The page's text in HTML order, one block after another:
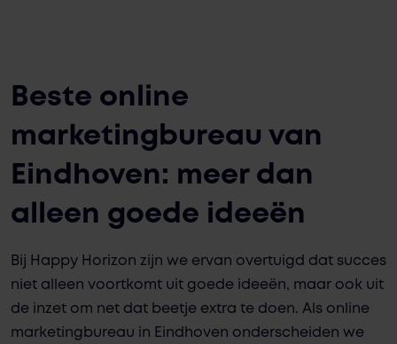
Beste online
marketingbureau van
Eindhoven: meer dan
alleen goede ideeën
Bij Happy Horizon zijn we ervan overtuigd dat succes
niet alleen voortkomt uit goede ideeën, maar ook uit
de inzet om net dat beetje extra te doen. Als online
marketingbureau in Eindhoven onderscheiden we